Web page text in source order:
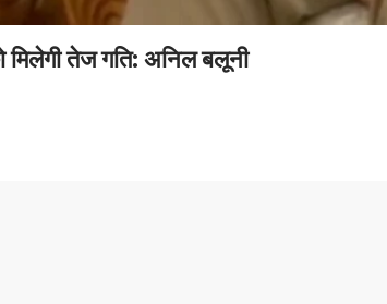
मिलेगी तेज गति: अनिल बलूनी